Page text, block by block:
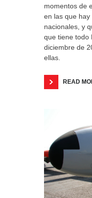
momentos de
en las que
nacionales, y
que tiene todo
diciembre de
ellas.
READ